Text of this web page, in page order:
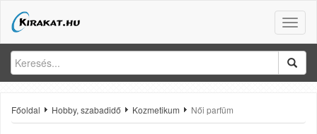
Toggle
Főoldal Hobby, szabadidő Kozmetikum Női parfüm